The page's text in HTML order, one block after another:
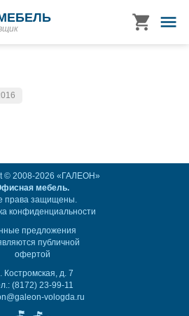
© 2008-2026 «ГАЛЕОН»
мебель.
права защищены.
конфиденциальности
предложения
публичной
офертой
Костромская, д. 7
(8172) 23-99-11
vologda.ru